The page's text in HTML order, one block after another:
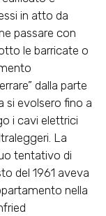
in atto da
passare con
le barricate o
dalla parte
si evolsero fino a
i cavi elettrici
La
tentativo di
del 1961 aveva
nella